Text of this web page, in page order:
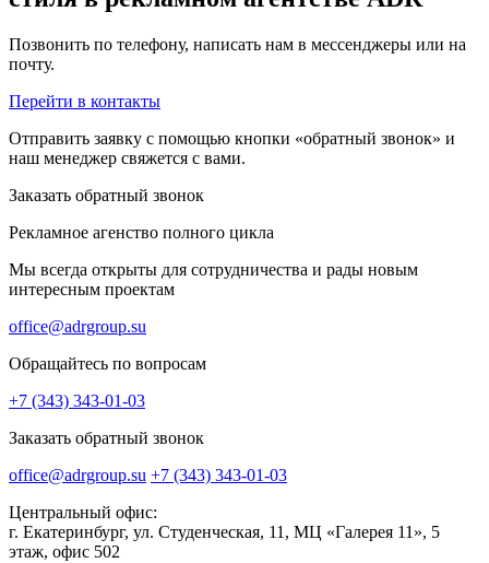
Позвонить по телефону, написать нам в мессенджеры или на
почту.
Перейти в контакты
Отправить заявку с помощью кнопки «обратный звонок» и
наш менеджер свяжется с вами.
Заказать обратный звонок
Рекламное агенство полного цикла
Мы всегда открыты для сотрудничества и рады новым
интересным проектам
office@adrgroup.su
Обращайтесь по вопросам
+7 (343) 343-01-03
Заказать обратный звонок
office@adrgroup.su +7 (343) 343-01-03
Центральный офис:
г. Екатеринбург, ул. Студенческая, 11, МЦ «Галерея 11», 5
этаж, офис 502